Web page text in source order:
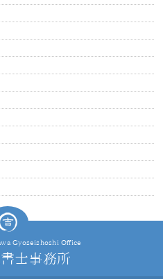
Gyoseishoshi Office
士事務所